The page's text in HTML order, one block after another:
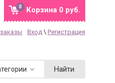
Корзина 0 руб.
0
Вход \ Регистрация
Найти